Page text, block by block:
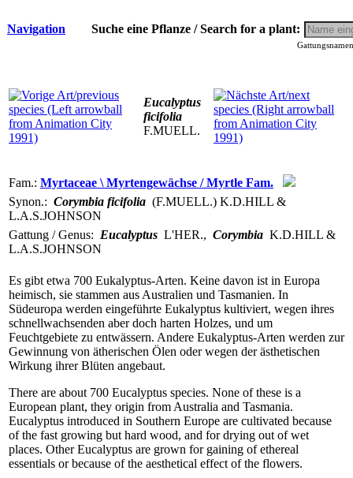
Navigation Suche eine Pflanze / Search for a plant:
Eucalyptus
ficifolia
F.MUELL.
Fam.: Myrtaceae \ Myrtengewächse / Myrtle Fam.
Synon.: Corymbia ficifolia (F.MUELL.) K.D.HILL &
L.A.S.JOHNSON
Gattung / Genus: Eucalyptus L'HER., Corymbia K.D.HILL &
L.A.S.JOHNSON
Es gibt etwa 700 Eukalyptus-Arten. Keine davon ist in Europa
heimisch, sie stammen aus Australien und Tasmanien. In
Südeuropa werden eingeführte Eukalyptus kultiviert, wegen ihres
schnellwachsenden aber doch harten Holzes, und um
Feuchtgebiete zu entwässern. Andere Eukalyptus-Arten werden zur
Gewinnung von ätherischen Ölen oder wegen der ästhetischen
Wirkung ihrer Blüten angebaut.
There are about 700 Eucalyptus species. None of these is a
European plant, they origin from Australia and Tasmania.
Eucalyptus introduced in Southern Europe are cultivated because
of the fast growing but hard wood, and for drying out of wet
places. Other Eucalyptus are grown for gaining of ethereal
essentials or because of the aesthetical effect of the flowers.